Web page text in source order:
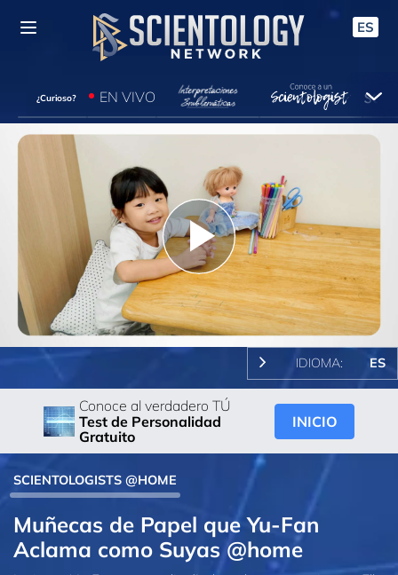
ES
¿Curioso? EN VIVO
Play
Video
IDIOMA: ES
Conoce al verdadero TÚ
Test de Personalidad
Gratuito
INICIO
SCIENTOLOGISTS @HOME
Muñecas de Papel que Yu‑Fan
Aclama como Suyas @home